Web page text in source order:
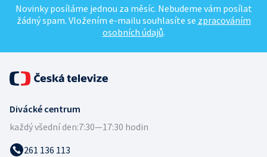
Novinky posíláme jednou za měsíc. Nebudeme vám posílat
žádný spam. Vložením e-mailu souhlasíte se zpracováním
osobních údajů.